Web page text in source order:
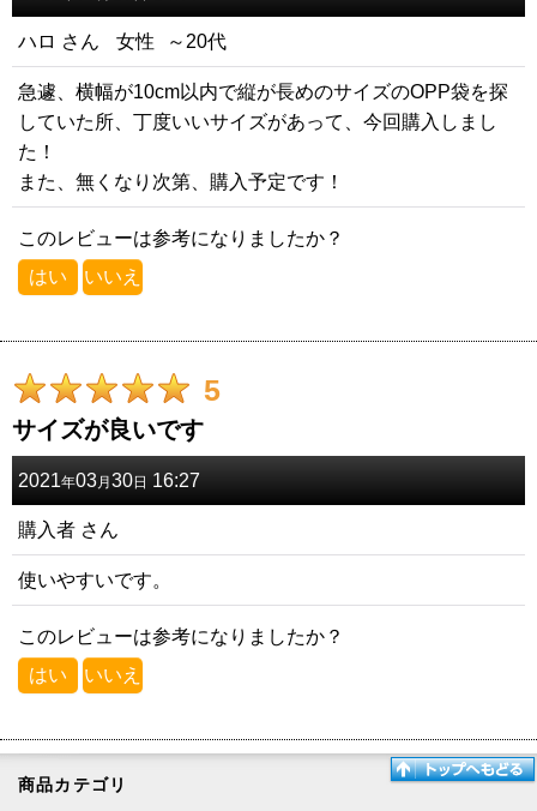
年代
性別
並び順
絞り込む
ハロ さん 女性 ～20代
急遽、横幅が10cm以内で縦が長めのサイズのOPP袋を探
していた所、丁度いいサイズがあって、今回購入しまし
た！
また、無くなり次第、購入予定です！
このレビューは参考になりましたか？
はい いいえ
5
サイズが良いです
2021年03月 30日 16:27
購入者 さん
使いやすいです。
このレビューは参考になりましたか？
はい いいえ
商品カテゴリ